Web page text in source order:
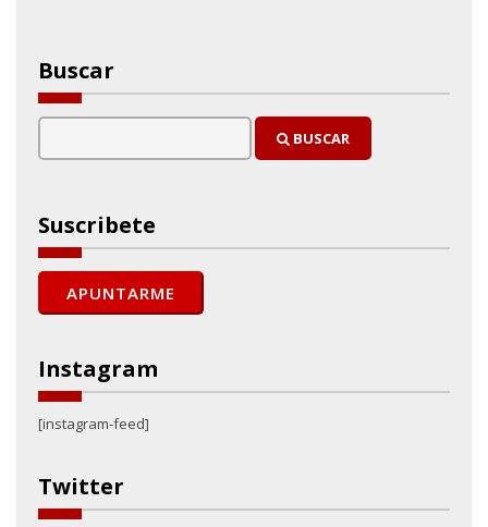
Buscar
BUSCAR
Suscribete
Instagram
[instagram-feed]
Twitter